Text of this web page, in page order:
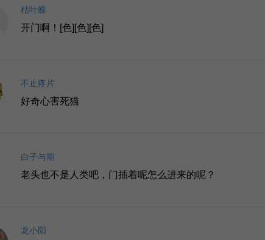
枯叶蝶
开门啊！[色][色][色]
不止疼片
好奇心害死猫
白子与期
老头也不是人类吧，门插着呢怎么进来的呢？
龙小阳